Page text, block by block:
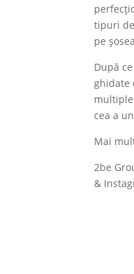
tipuri
pe
După
ghidate
cea a
Mai
2be
&